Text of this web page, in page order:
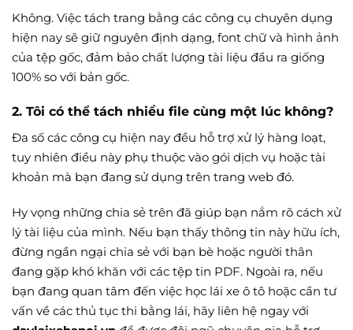
Không. Việc tách trang bằng các công cụ chuyên dụng
hiện nay sẽ giữ nguyên định dạng, font chữ và hình ảnh
của tệp gốc, đảm bảo chất lượng tài liệu đầu ra giống
100% so với bản gốc.
2. Tôi có thể tách nhiều file cùng một lúc không?
Đa số các công cụ hiện nay đều hỗ trợ xử lý hàng loạt,
tuy nhiên điều này phụ thuộc vào gói dịch vụ hoặc tài
khoản mà bạn đang sử dụng trên trang web đó.
Hy vọng những chia sẻ trên đã giúp bạn nắm rõ cách xử
lý tài liệu của mình. Nếu bạn thấy thông tin này hữu ích,
đừng ngần ngại chia sẻ với bạn bè hoặc người thân
đang gặp khó khăn với các tệp tin PDF. Ngoài ra, nếu
bạn đang quan tâm đến việc học lái xe ô tô hoặc cần tư
vấn về các thủ tục thi bằng lái, hãy liên hệ ngay với